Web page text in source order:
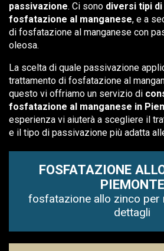
passivazione. Ci sono diversi tipi
fosfatazione al manganese, e a
di fosfatazione al manganese con
oleosa.
La scelta di quale passivazione
trattamento di fosfatazione al
questo vi offriamo un servizio di
fosfatazione al manganese in
esperienza vi aiuterà a scegliere il
e il tipo di passivazione più adatta
FOSFATAZIONE
PIEMONTE
fosfatazione allo zinco per
dettagli